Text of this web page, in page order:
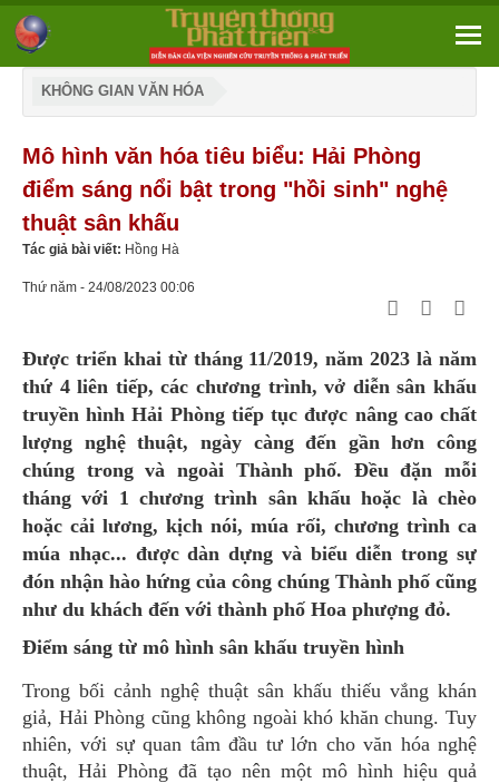
KHÔNG GIAN VĂN HÓA
Mô hình văn hóa tiêu biểu: Hải Phòng
điểm sáng nổi bật trong "hồi sinh" nghệ
thuật sân khấu
Tác giả bài viết: Hồng Hà
Thứ năm - 24/08/2023 00:06
Được triển khai từ tháng 11/2019, năm 2023 là năm
thứ 4 liên tiếp, các chương trình, vở diễn sân khấu
truyền hình Hải Phòng tiếp tục được nâng cao chất
lượng nghệ thuật, ngày càng đến gần hơn công
chúng trong và ngoài Thành phố. Đều đặn mỗi
tháng với 1 chương trình sân khấu hoặc là chèo
hoặc cải lương, kịch nói, múa rối, chương trình ca
múa nhạc... được dàn dựng và biểu diễn trong sự
đón nhận hào hứng của công chúng Thành phố cũng
như du khách đến với thành phố Hoa phượng đỏ.
Điểm sáng từ mô hình sân khấu truyền hình
Trong bối cảnh nghệ thuật sân khấu thiếu vắng khán
giả, Hải Phòng cũng không ngoài khó khăn chung. Tuy
nhiên, với sự quan tâm đầu tư lớn cho văn hóa nghệ
thuật, Hải Phòng đã tạo nên một mô hình hiệu quả